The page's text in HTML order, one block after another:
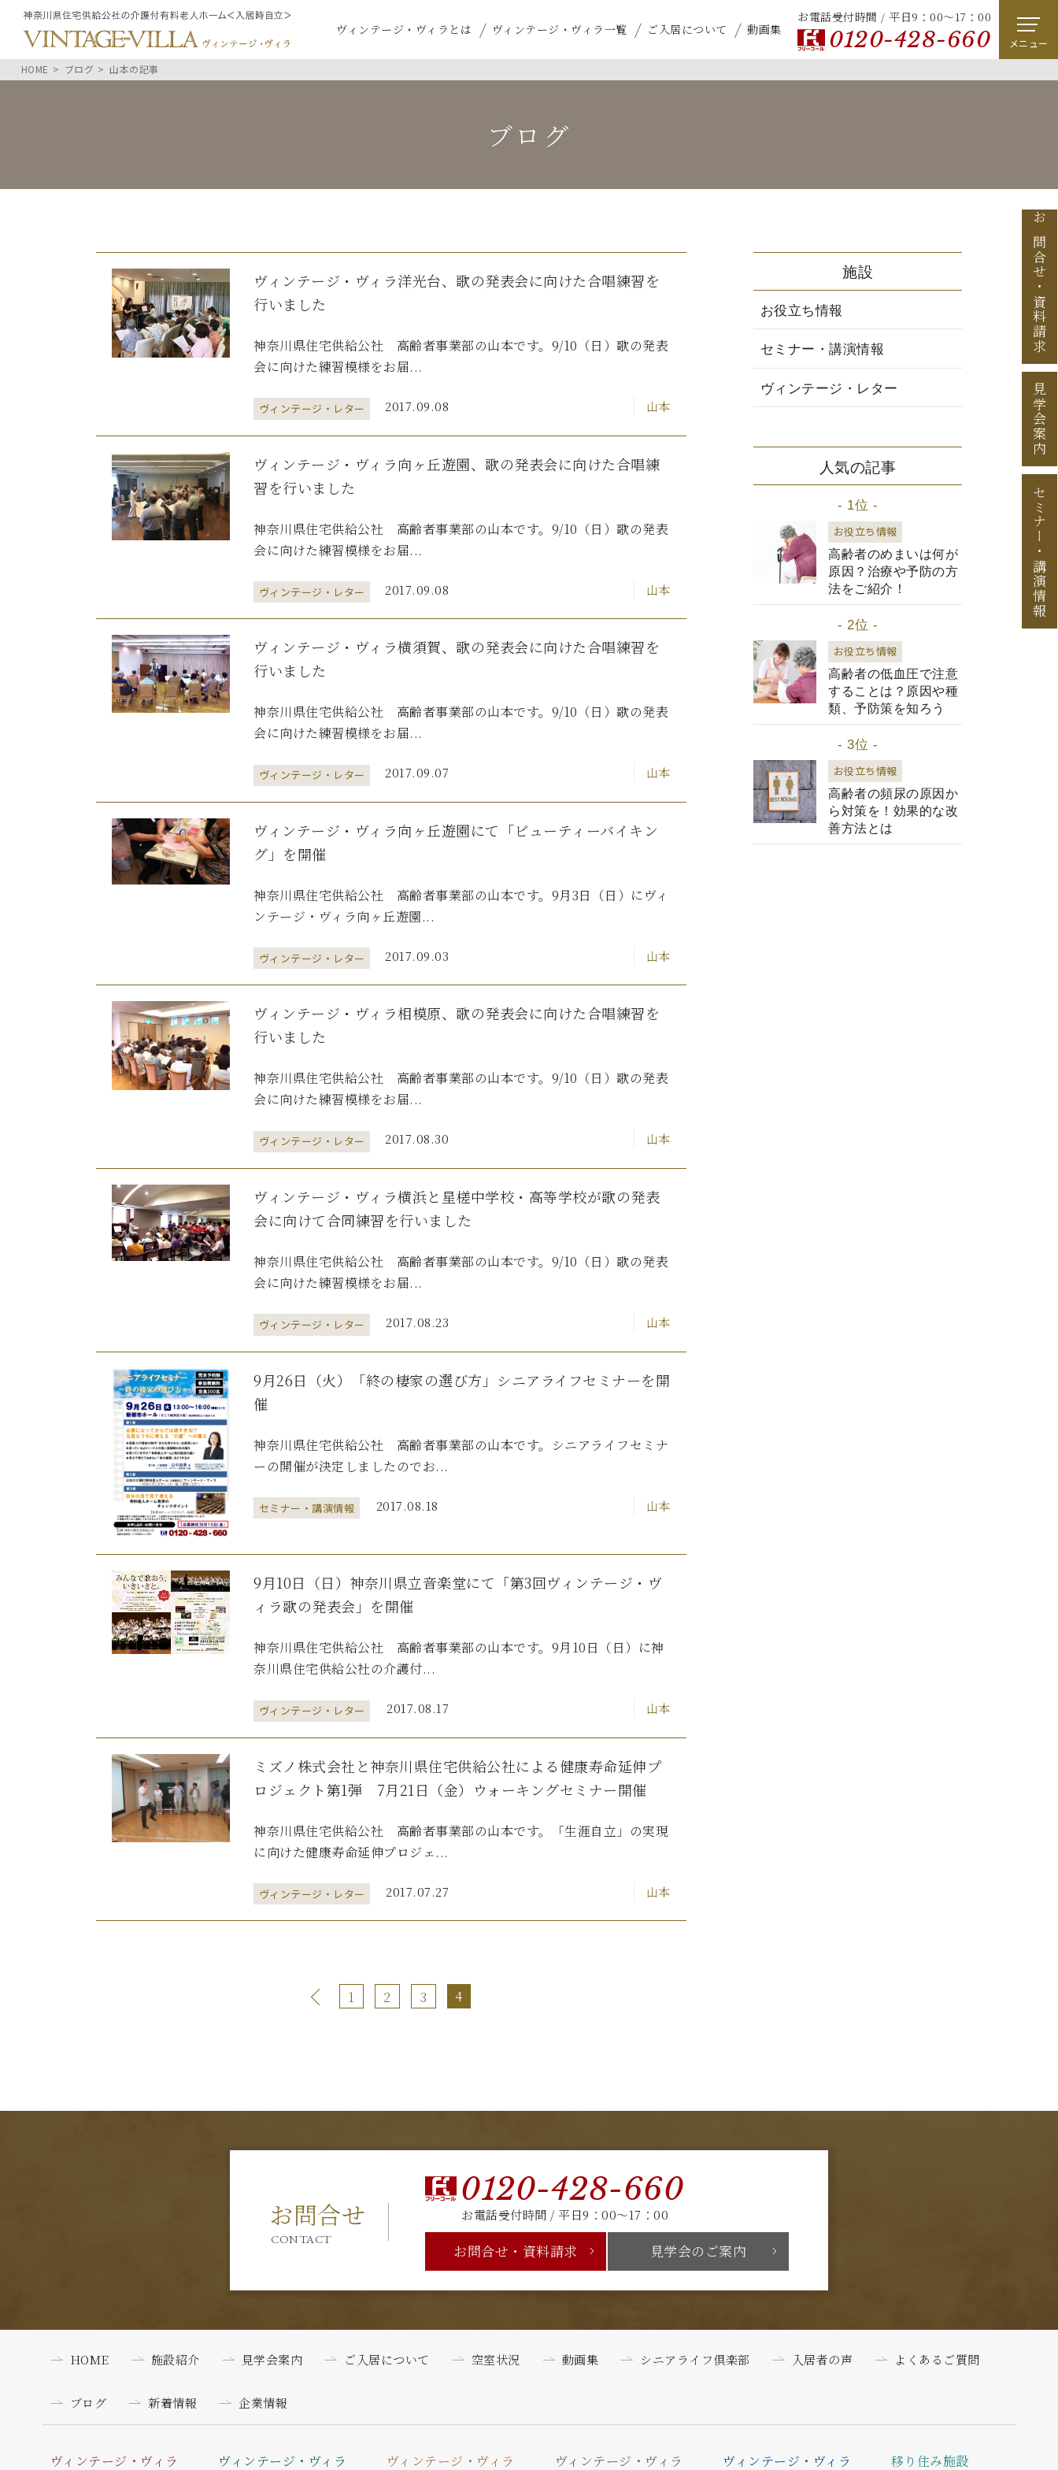
ヴィンテージ・ヴィラとは ヴィンテージ・ヴィラ一覧 ご入居について 動画集
お電話受付時間 / 平日9：00～17：00
0120-428-660
メニュー
HOME
ブログ 山本の記事
ブログ
ヴィンテージ・ヴィラ洋光台、歌の発表会に向けた合唱練習を
行いました
神奈川県住宅供給公社 高齢者事業部の山本です。9/10（日）歌の発表
会に向けた練習模様をお届...
ヴィンテージ・レター 2017.09.08 山本
ヴィンテージ・ヴィラ向ヶ丘遊園、歌の発表会に向けた合唱練
習を行いました
神奈川県住宅供給公社 高齢者事業部の山本です。9/10（日）歌の発表
会に向けた練習模様をお届...
ヴィンテージ・レター 2017.09.08 山本
ヴィンテージ・ヴィラ横須賀、歌の発表会に向けた合唱練習を
行いました
神奈川県住宅供給公社 高齢者事業部の山本です。9/10（日）歌の発表
会に向けた練習模様をお届...
ヴィンテージ・レター 2017.09.07 山本
ヴィンテージ・ヴィラ向ヶ丘遊園にて「ビューティーバイキン
グ」を開催
神奈川県住宅供給公社 高齢者事業部の山本です。9月3日（日）にヴィ
ンテージ・ヴィラ向ヶ丘遊園...
ヴィンテージ・レター 2017.09.03 山本
ヴィンテージ・ヴィラ相模原、歌の発表会に向けた合唱練習を
行いました
神奈川県住宅供給公社 高齢者事業部の山本です。9/10（日）歌の発表
会に向けた練習模様をお届...
ヴィンテージ・レター 2017.08.30 山本
ヴィンテージ・ヴィラ横浜と星槎中学校・高等学校が歌の発表
会に向けて合同練習を行いました
神奈川県住宅供給公社 高齢者事業部の山本です。9/10（日）歌の発表
会に向けた練習模様をお届...
ヴィンテージ・レター 2017.08.23 山本
9月26日（火）「終の棲家の選び方」シニアライフセミナーを開
催
神奈川県住宅供給公社 高齢者事業部の山本です。シニアライフセミナ
ーの開催が決定しましたのでお...
セミナー・講演情報 2017.08.18 山本
9月10日（日）神奈川県立音楽堂にて「第3回ヴィンテージ・ヴ
ィラ歌の発表会」を開催
神奈川県住宅供給公社 高齢者事業部の山本です。9月10日（日）に神
奈川県住宅供給公社の介護付...
ヴィンテージ・レター 2017.08.17 山本
ミズノ株式会社と神奈川県住宅供給公社による健康寿命延伸プ
ロジェクト第1弾 7月21日（金）ウォーキングセミナー開催
神奈川県住宅供給公社 高齢者事業部の山本です。「生涯自立」の実現
に向けた健康寿命延伸プロジェ...
ヴィンテージ・レター 2017.07.27 山本
1 2 3 4
施設
お役立ち情報
セミナー・講演情報
ヴィンテージ・レター
人気の記事
- 1位 -
お役立ち情報
高齢者のめまいは何が
原因？治療や予防の方
法をご紹介！
- 2位 -
お役立ち情報
高齢者の低血圧で注意
することは？原因や種
類、予防策を知ろう
- 3位 -
お役立ち情報
高齢者の頻尿の原因か
ら対策を！効果的な改
善方法とは
お問合せ
CONTACT
0120-428-660
お電話受付時間 / 平日9：00～17：00
お問合せ・資料請求 見学会のご案内
お問合せ
・
資料請求
見学会案内
セミナー
・
講演情報
HOME 施設紹介 見学会案内 ご入居について 空室状況 動画集 シニアライフ倶楽部 入居者の声 よくあるご質問
ブログ 新着情報 企業情報
ヴィンテージ・ヴィラ
ヴィンテージ・ヴィラ
ヴィンテージ・ヴィラ
ヴィンテージ・ヴィラ
ヴィンテージ・ヴィラ
移り住み施設